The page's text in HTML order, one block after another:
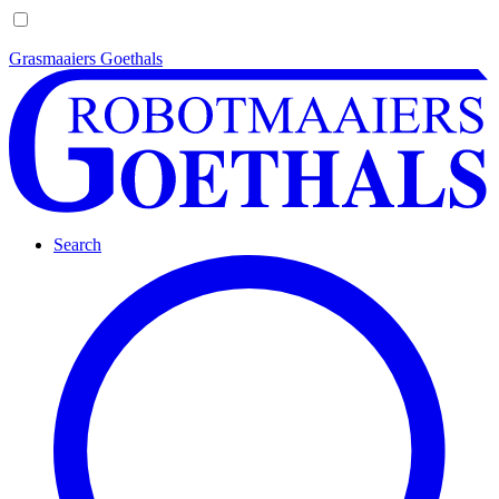
Grasmaaiers Goethals
Search